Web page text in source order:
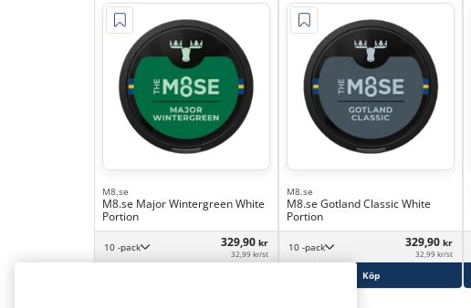
M8.se
M8.se Major Wintergreen White
Portion
10 -pack 329,90 kr
32,99 kr/st
M8.se
M8.se Gotland Classic White
Portion
10 -pack 329,90 kr
32,99 kr/st
Köp